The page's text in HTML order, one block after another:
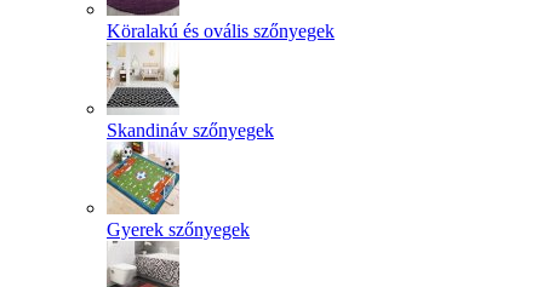
Köralakú és ovális szőnyegek
Skandináv szőnyegek
Gyerek szőnyegek